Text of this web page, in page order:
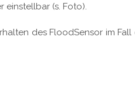
einstellbar (s. Foto).
des FloodSensor im Fall